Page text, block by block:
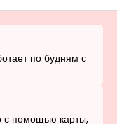
по будням с
с помощью карты,